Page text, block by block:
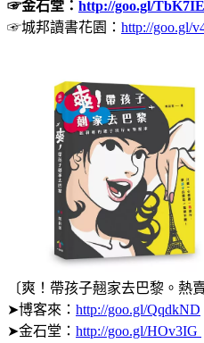
☞金石堂： http://goo.gl/TbK7IE
☞城邦讀書花園： http://goo.gl/
〔爽！帶孩子翹家去巴黎。熱賣
➤博客來： http://goo.gl/QqdkND
➤金石堂： http://goo.gl/HOv3IG